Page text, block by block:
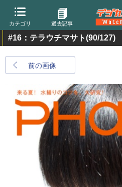
カテゴリ 過去記事
#16：テラウチマサト(90/127)
前の画像